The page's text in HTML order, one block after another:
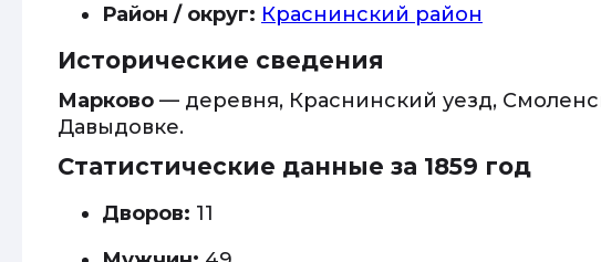
Район / округ: Краснинский район
Исторические сведения
Марково — деревня, Краснинский уезд,
Давыдовке.
Статистические данные за 1859 год
Дворов: 11